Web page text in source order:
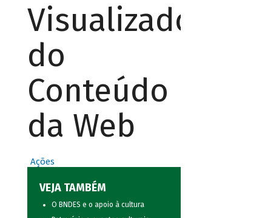
Visualizador
do
Conteúdo
da Web
Ações
VEJA TAMBÉM
O BNDES e o apoio à cultura